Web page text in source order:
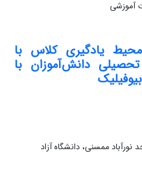
یادگیری کلاس با
دانش‌آموزان با
نورآباد ممسنی، دانشگاه آزاد